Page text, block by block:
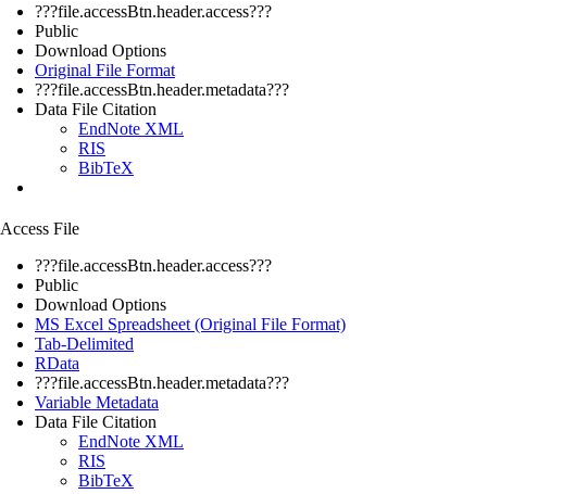
???file.accessBtn.header.access???
Public
Download Options
Original File Format
???file.accessBtn.header.metadata???
Data File Citation
EndNote XML
RIS
BibTeX
Access File
???file.accessBtn.header.access???
Public
Download Options
MS Excel Spreadsheet (Original File Format)
Tab-Delimited
RData
???file.accessBtn.header.metadata???
Variable Metadata
Data File Citation
EndNote XML
RIS
BibTeX